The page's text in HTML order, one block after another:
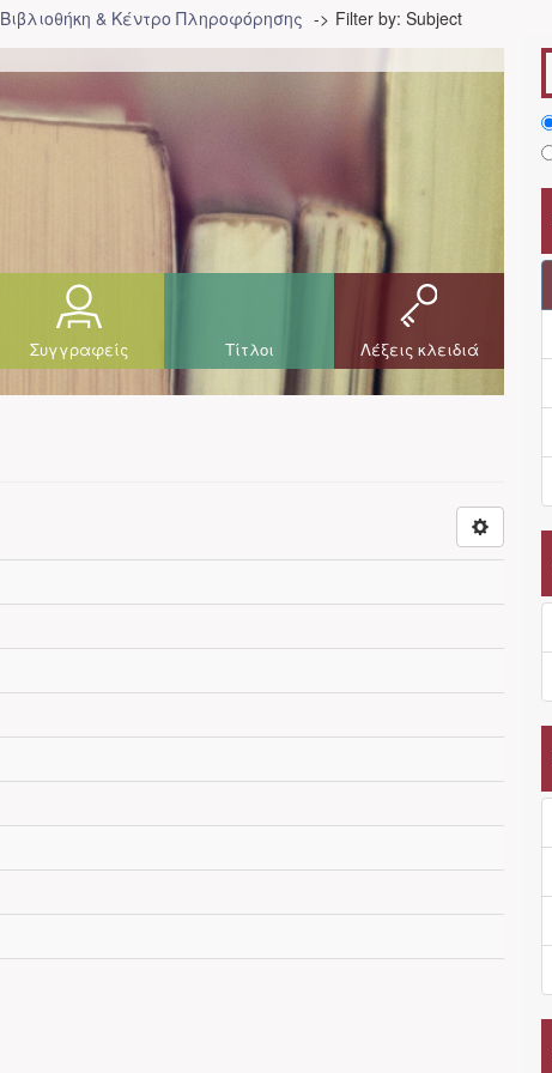
Βιβλιοθήκη & Κέντρο Πληροφόρησης Filter by: Subject
Συγγραφείς Τίτλοι Λέξεις κλειδιά